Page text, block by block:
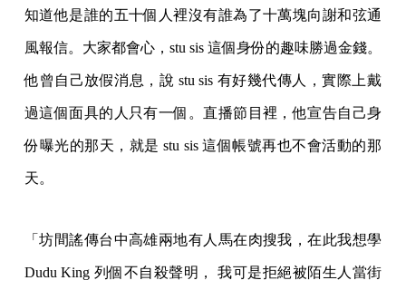
知道他是誰的五十個人裡沒有誰為了十萬塊向謝和弦通
風報信。大家都會心，stu sis 這個身份的趣味勝過金錢。
他曾自己放假消息，說 stu sis 有好幾代傳人，實際上戴
過這個面具的人只有一個。直播節目裡，他宣告自己身
份曝光的那天，就是 stu sis 這個帳號再也不會活動的那
天。
「坊間謠傳台中高雄兩地有人馬在肉搜我，在此我想學
Dudu King 列個不自殺聲明， 我可是拒絕被陌生人當街